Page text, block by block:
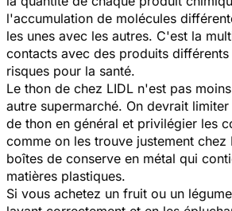
l'accumulation de molécules
les unes avec les autres. C'est la
contacts avec des produits
risques pour la santé.
Le thon de chez LIDL n'est pas
autre supermarché. On devrait
de thon en général et privilégier les
comme on les trouve justement chez
boîtes de conserve en métal qui
matières plastiques.
Si vous achetez un fruit ou un